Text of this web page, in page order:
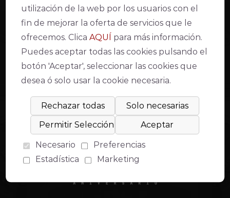
Aviso Legal
Política de cookies
Compromiso con la protección de datos personales
Inventario de actividades de tratamiento
Modo lectura fácil
utilización de la web por los usuarios con el
fin de mejorar la oferta de servicios que le
ofrecemos. ClicaAQUÍ
para más información.
Puedes aceptar todas las cookies pulsando el
botón 'Aceptar', seleccionar las cookies que
desea ó solo usar la cookie necesaria.
Necesario
Preferencias
Estadística
Marketing